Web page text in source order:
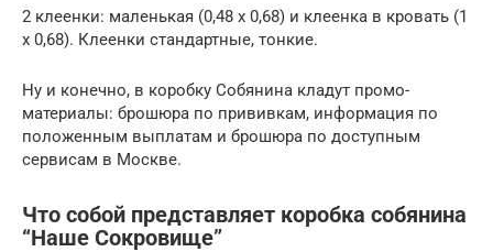
2 клеенки: маленькая (0,48 х 0,68) и клеенка в кровать (1
х 0,68). Клеенки стандартные, тонкие.
Ну и конечно, в коробку Собянина кладут промо-
материалы: брошюра по прививкам, информация по
положенным выплатам и брошюра по доступным
сервисам в Москве.
Что собой представляет коробка собянина
“Наше Сокровище”